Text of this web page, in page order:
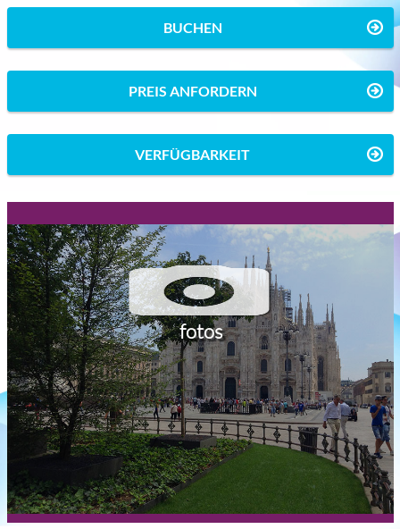
BUCHEN
PREIS ANFORDERN
VERFÜGBARKEIT
fotos